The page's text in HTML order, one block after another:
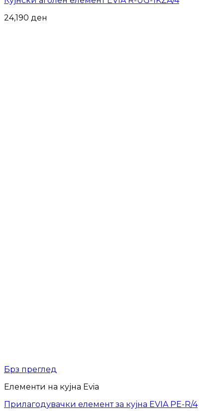
24,190 ден
Брз преглед
Елементи на кујна Evia
Прилагодувачки елемент за кујна EVIA PE-R/4